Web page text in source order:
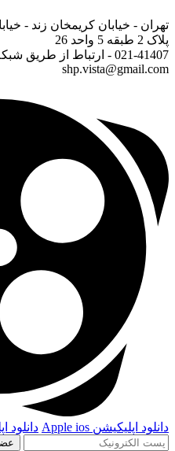
تهران - خیابان کریمخان زند -
پلاک 2 طبقه 5 واحد 26
021-41407 - ارتباط از طریق شبکه های اجتماعی : 989354554110+
shp.vista@gmail.com
دانلود اپلیکیشن Apple ios دانلود